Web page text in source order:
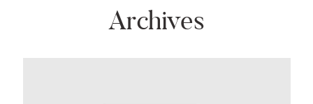
Archives
PORTFOLIO